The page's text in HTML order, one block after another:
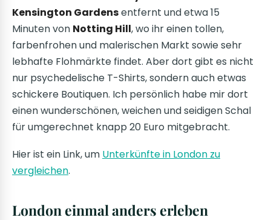
Kensington Gardensentfernt und etwa 15
Minuten von Notting Hill, wo ihr einen tollen,
farbenfrohen und malerischen Markt sowie sehr
lebhafte Flohmärkte findet. Aber dort gibt es nicht
nur psychedelische T-Shirts, sondern auch etwas
schickere Boutiquen. Ich persönlich habe mir dort
einen wunderschönen, weichen und seidigen Schal
für umgerechnet knapp 20 Euro mitgebracht.
Hier ist ein Link, um Unterkünfte in London zu
vergleichen.
London einmal anders erleben